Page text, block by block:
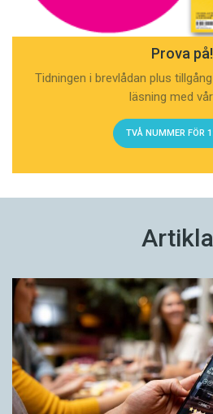
Prova på!
Tidningen i brevlådan plus
läsning med
TVÅ NUMMER FÖR